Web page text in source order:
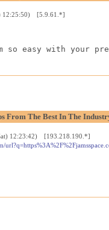
12:25:50) [5.9.61.*]
so easy with your
From The Best In The
12:23:42) [193.218.190.*]